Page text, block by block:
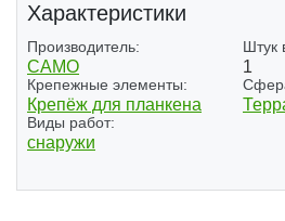
Характеристики
Производитель:
CAMO
Штук
1
Крепежные элементы:
Крепёж для планкена
Виды работ:
снаружи